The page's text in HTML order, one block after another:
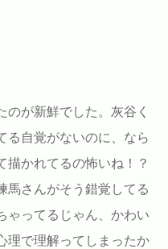
が新鮮でした。灰谷く
る自覚がないのに、なら
描かれてるの怖いね！？
馬さんがそう錯覚してる
ってるじゃん、かわい
理で理解ってしまったか